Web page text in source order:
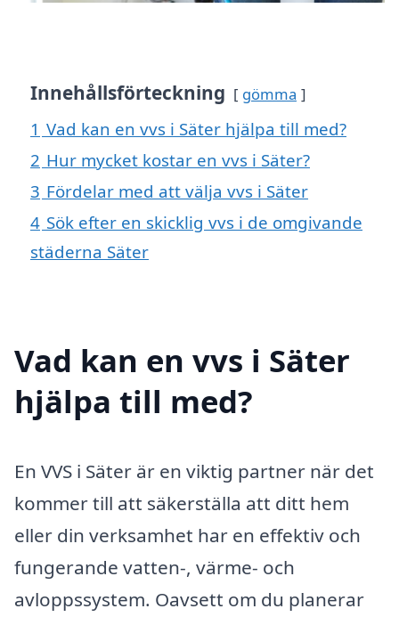
Innehållsförteckning gömma
1 Vad kan en vvs i Säter hjälpa till med?
2 Hur mycket kostar en vvs i Säter?
3 Fördelar med att välja vvs i Säter
4 Sök efter en skicklig vvs i de omgivande
städerna Säter
Vad kan en vvs i Säter
hjälpa till med?
En VVS i Säter är en viktig partner när det
kommer till att säkerställa att ditt hem
eller din verksamhet har en effektiv och
fungerande vatten-, värme- och
avloppssystem. Oavsett om du planerar